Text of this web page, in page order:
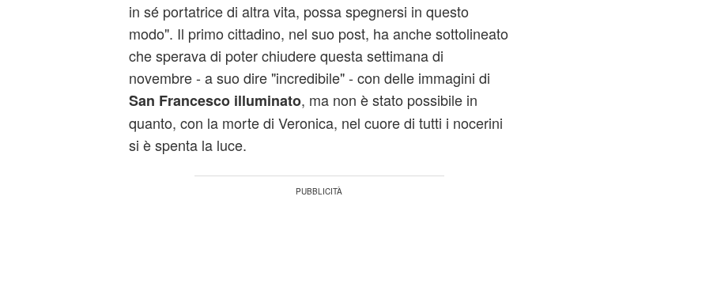
in sé portatrice di altra vita, possa spegnersi in questo
modo". Il primo cittadino, nel suo post, ha anche sottolineato
che sperava di poter chiudere questa settimana di
novembre - a suo dire "incredibile" - con delle immagini di
San Francesco illuminato, ma non è stato possibile in
quanto, con la morte di Veronica, nel cuore di tutti i nocerini
si è spenta la luce.